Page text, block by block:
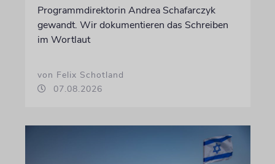
Programmdirektorin Andrea Schafarczyk
gewandt. Wir dokumentieren das Schreiben
im Wortlaut
von Felix Schotland
07.08.2026